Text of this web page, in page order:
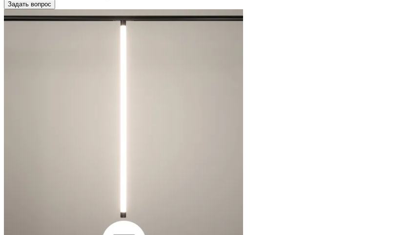
Задать вопрос